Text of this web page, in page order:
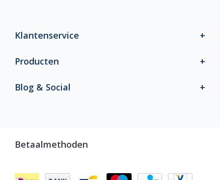
Klantenservice
Producten
Blog & Social
Betaalmethoden